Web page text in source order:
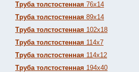
Труба толстостенная 76х14
Труба толстостенная 89х14
Труба толстостенная 102х18
Труба толстостенная 114х7
Труба толстостенная 114х12
Труба толстостенная 194х40